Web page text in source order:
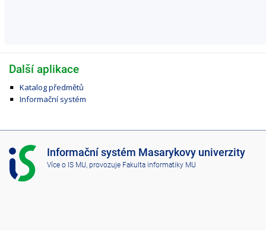
Další aplikace
Katalog předmětů
Informační systém
I
S
M
Informační systém Masarykovy univerzity
Více o IS MU , provozuje Fakulta informatiky MU